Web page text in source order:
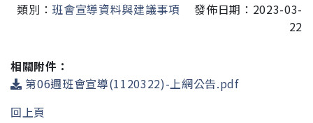
類別： 班會宣導資料與建議事項
發佈日期：2023-03-
22
相關附件：
第06週班會宣導(1120322)-上網公告.pdf
回上頁